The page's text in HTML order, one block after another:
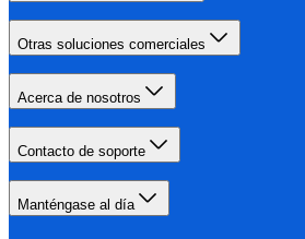
Otras soluciones comerciales
Acerca de nosotros
Contacto de soporte
Manténgase al día